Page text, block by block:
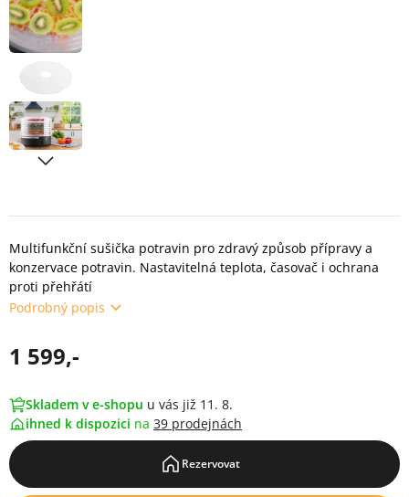
Multifunkční sušička potravin pro zdravý způsob přípravy a
konzervace potravin. Nastavitelná teplota, časovač i ochrana
proti přehřátí
Podrobný popis
1 599,-
Skladem v e-shopu u vás již 11. 8.
ihned k dispozici na 39 prodejnách
Rezervovat